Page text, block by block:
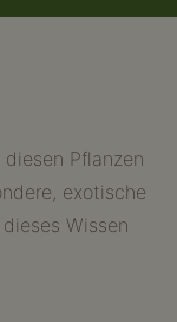
Pflanzen
exotische
Wissen